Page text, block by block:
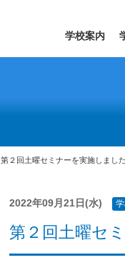
学校案内
第２回土曜セミナーを実施しました
2022年09月21日(水)
第２回土曜セ